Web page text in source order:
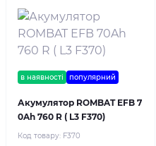
в наявності популярний
Акумулятор ROMBAT EFB 7
0Ah 760 R ( L3 F370)
Код товару: F370